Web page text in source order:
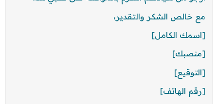
مع خالص الشكر والتقدير،
[اسمك الكامل]
[منصبك]
[التوقيع]
[رقم الهاتف]